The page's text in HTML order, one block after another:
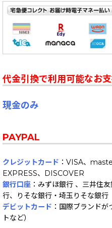
代金引換で利用可能なお
現金のみ
PAYPAL
クレジットカード ：VISA、
EXPRESS、DISCOVER
銀行口座 ：みずほ銀行 、三井住
行、りそな銀行・埼玉りそな銀行
デビットカード ：国際ブランド
トなど）